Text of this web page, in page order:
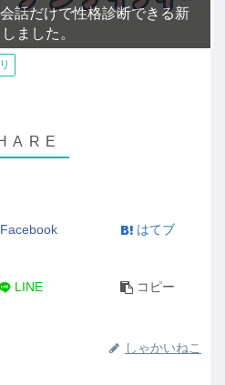
話だけで性格診断できる新
ました。
Facebook はてブ
LINE コピー
しゃかいねこ